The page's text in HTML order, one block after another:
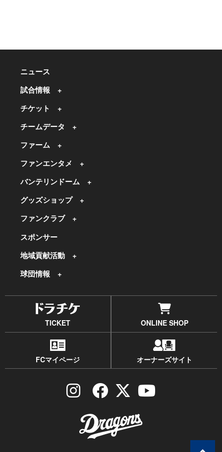
ニュース
試合情報
チケット
チームデータ
ファーム
ファンエンタメ
バンテリンドーム
グッズショップ
ファンクラブ
スポンサー
地域貢献活動
球団情報
TICKET ONLINE SHOP
FCマイページ オーナーズサイト